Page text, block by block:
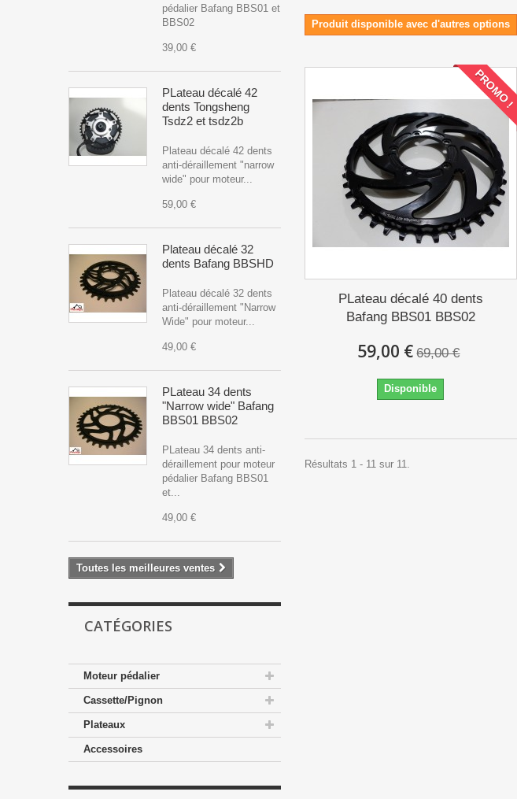
pédalier Bafang BBS01 et
BBS02
39,00 €
PLateau décalé 42
dents Tongsheng
Tsdz2 et tsdz2b
Plateau décalé 42 dents
anti-déraillement "narrow
wide" pour moteur...
59,00 €
Plateau décalé 32
dents Bafang BBSHD
Plateau décalé 32 dents
anti-déraillement "Narrow
Wide" pour moteur...
49,00 €
PLateau 34 dents
"Narrow wide" Bafang
BBS01 BBS02
PLateau 34 dents anti-
déraillement pour moteur
pédalier Bafang BBS01
et...
49,00 €
Toutes les meilleures ventes
CATÉGORIES
Moteur pédalier
Cassette/Pignon
Plateaux
Accessoires
Produit disponible avec d'autres options
PROMO !
PLateau décalé 40 dents
Bafang BBS01 BBS02
59,00 € 69,00 €
Disponible
Résultats 1 - 11 sur 11.